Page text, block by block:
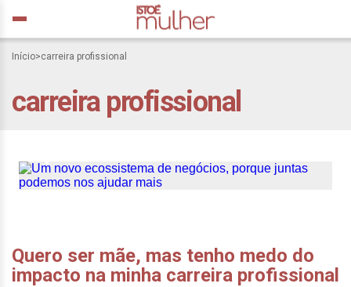
Início>carreira profissional
carreira profissional
Um novo ecossistema de
negócios, porque juntas
Quero ser mãe, mas tenho medo do
impacto na minha carreira profissional